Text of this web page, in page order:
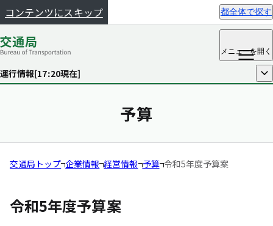
コンテンツにスキップ 都全体で探す
メニューを開く
運行情報[17:20現在] 開く
予算
交通局トップ 企業情報 経営情報 予算 令和5年度予算案
令和5年度予算案